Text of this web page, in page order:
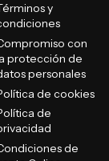
y
con
protección de
personales
de cookies
de
de